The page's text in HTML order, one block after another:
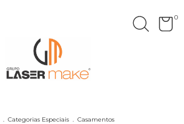
0
. Categorias Especiais . Casamentos